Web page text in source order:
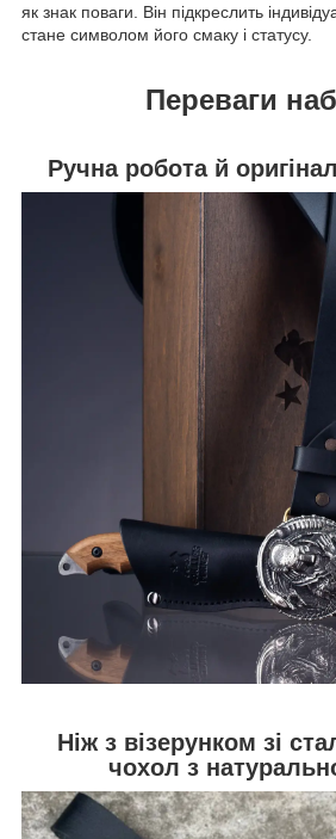
як знак поваги. Він підкреслить
стане символом його смаку і статусу.
Переваги
Ручна робота й
Ніж з візерунком зі
чохол з